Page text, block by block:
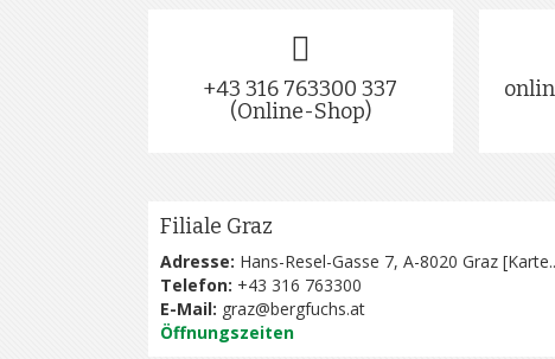
+43 316 763300 337
(Online-Shop)
Filiale Graz
Adresse: Hans-Resel-Gasse 7, A-8020 Graz [
Telefon: +43 316 763300
E-Mail: graz@bergfuchs.at
Öffnungszeiten